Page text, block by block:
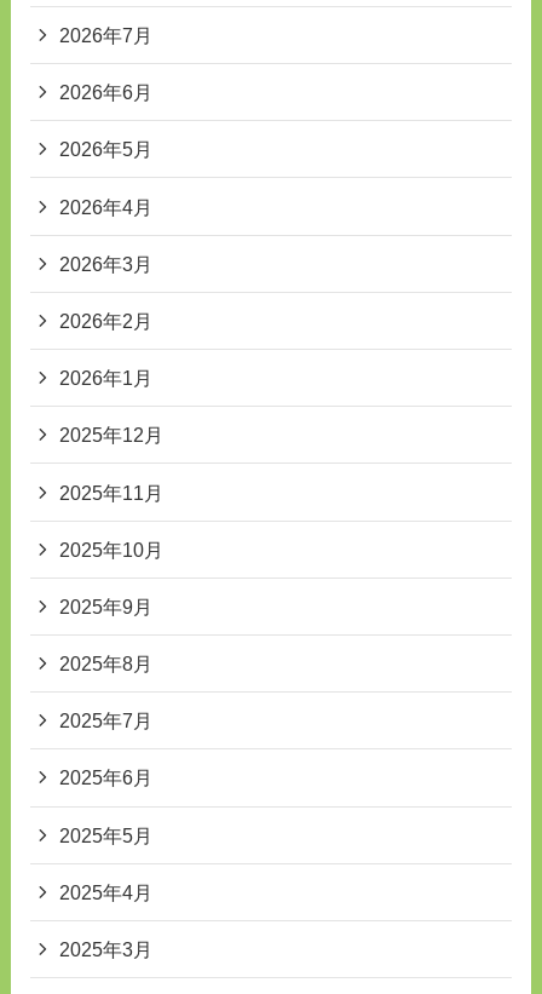
2026年7月
2026年6月
2026年5月
2026年4月
2026年3月
2026年2月
2026年1月
2025年12月
2025年11月
2025年10月
2025年9月
2025年8月
2025年7月
2025年6月
2025年5月
2025年4月
2025年3月